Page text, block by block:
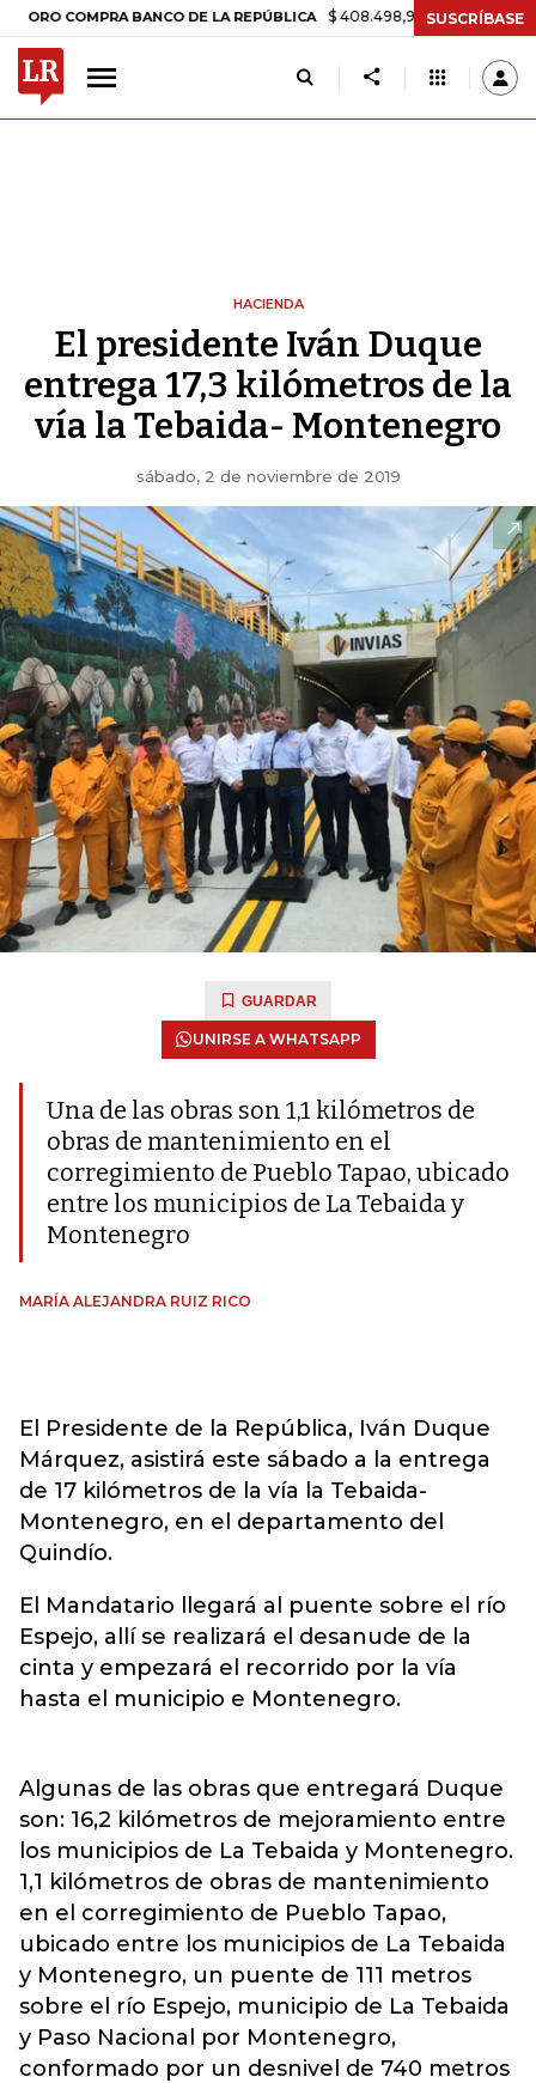
COMPRA BANCO DE LA REPÚBLICA $ 408.498,97 +$ 8.753,81 +2,19%
SUSCRÍBASE
HACIENDA
El presidente Iván Duque
entrega 17,3 kilómetros de la
vía la Tebaida- Montenegro
sábado, 2 de noviembre de 2019
GUARDAR
UNIRSE A WHATSAPP
Una de las obras son 1,1 kilómetros de
obras de mantenimiento en el
corregimiento de Pueblo Tapao, ubicado
entre los municipios de La Tebaida y
Montenegro
MARÍA ALEJANDRA RUIZ RICO
El Presidente de la República, Iván Duque
Márquez, asistirá este sábado a la entrega
de 17 kilómetros de la vía la Tebaida-
Montenegro, en el departamento del
Quindío.
El Mandatario llegará al puente sobre el río
Espejo, allí se realizará el desanude de la
cinta y empezará el recorrido por la vía
hasta el municipio e Montenegro.
Algunas de las obras que entregará Duque
son: 16,2 kilómetros de mejoramiento entre
los municipios de La Tebaida y Montenegro.
1,1 kilómetros de obras de mantenimiento
en el corregimiento de Pueblo Tapao,
ubicado entre los municipios de La Tebaida
y Montenegro, un puente de 111 metros
sobre el río Espejo, municipio de La Tebaida
y Paso Nacional por Montenegro,
conformado por un desnivel de 740 metros